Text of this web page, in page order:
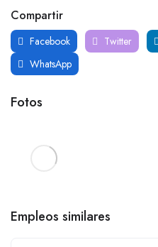
Compartir
Facebook Twitter
WhatsApp
Fotos
Empleos similares